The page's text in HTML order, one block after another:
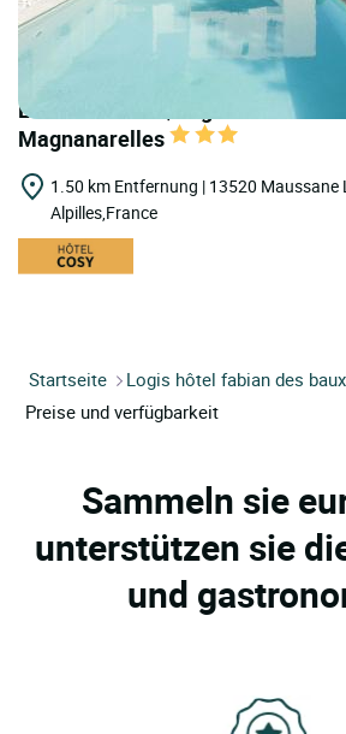
LOGIS HOTELS | Logis Hôtel les
Magnanarelles
1.50 km Entfernung | 13520 Maussane
Alpilles,France
Startseite
Logis hôtel fabian des baux
Preise und verfügbarkeit
Sammeln sie
unterstützen sie
und